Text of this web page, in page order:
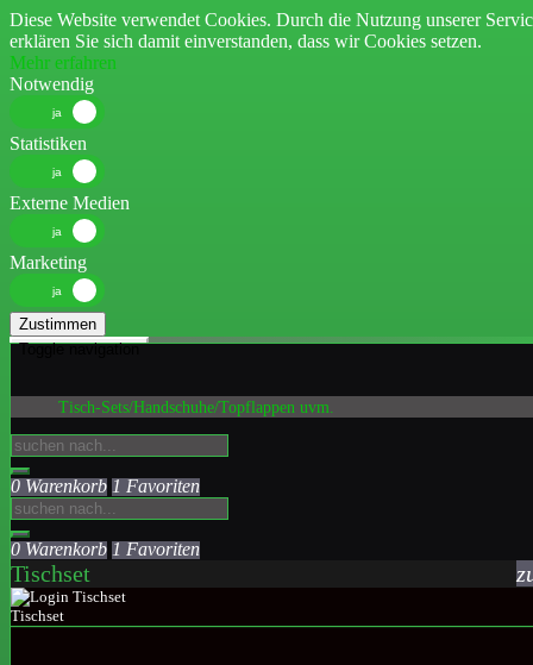
Diese Website verwendet Cookies. Durch die Nutzung unserer
erklären Sie sich damit einverstanden, dass wir Cookies setzen.
Mehr erfahren
Notwendig
Statistiken
Externe Medien
Marketing
Zustimmen
Toggle navigation
Tisch-Sets/Handschuhe/Topflappen uvm.
0 Warenkorb 1 Favoriten
0 Warenkorb 1 Favoriten
Tischset